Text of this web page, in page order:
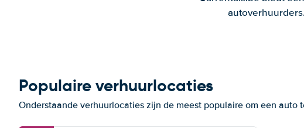
Populaire verhuurlocaties
Onderstaande verhuurlocaties zijn de meest populaire om een auto